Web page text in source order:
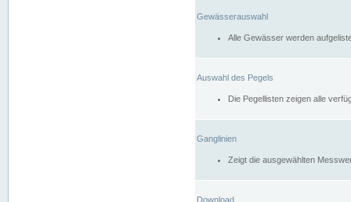
Gewässerauswahl
Alle Gewässer werden
Auswahl des Pegels
Die Pegellisten zeigen alle
Ganglinien
Zeigt die ausgewählten
Download